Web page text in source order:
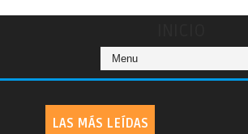
LAS MÁS LEÍDAS